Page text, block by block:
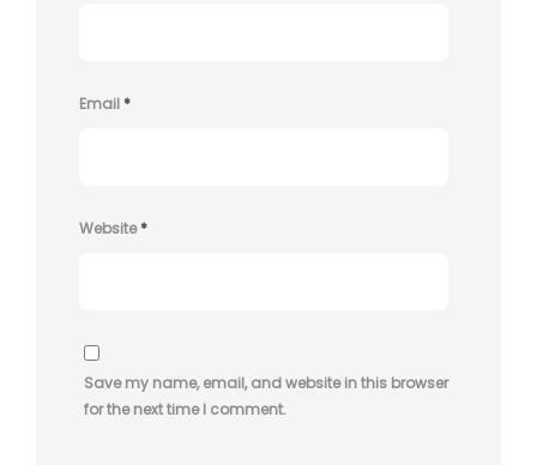
Email*
Website*
Save my name, email, and website in this browser
for the next time I comment.